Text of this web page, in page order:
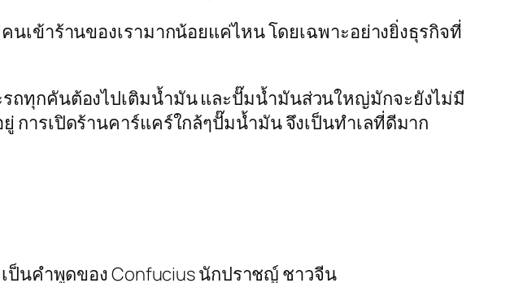
เข้าร้านของเรามากน้อยแค่ไหน โดยเฉพาะอย่างยิ่งธุรกิจที่
ถทุกคันต้องไปเติมน้ำมัน และปั๊มน้ำมันส่วนใหญ่มักจะยังไม่มี
ารเปิดร้านคาร์แคร์ใกล้ๆปั๊มน้ำมัน จึงเป็นทำเลที่ดีมาก
ป็นคำพูดของ Confucius นักปราชญ์ ชาวจีน